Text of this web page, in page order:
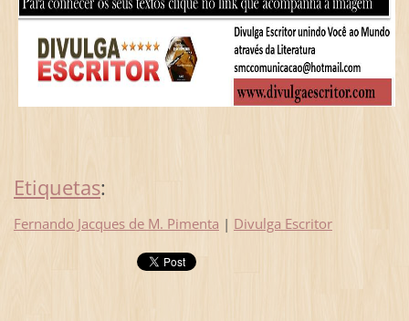
Etiquetas:
Fernando Jacques de M. Pimenta | Divulga Escritor